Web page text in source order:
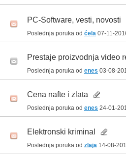
PC-Software, vesti, novosti
Poslednja poruka od ćela 07-11-
Prestaje proizvodnja video
Poslednja poruka od enes 03-08-
Cena nafte i zlata
Poslednja poruka od enes 24-01-
Elektronski kriminal
Poslednja poruka od zlaja 14-08-